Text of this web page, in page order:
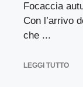
Focaccia
Con l’arrivo
che ...
LEGGI TUTTO